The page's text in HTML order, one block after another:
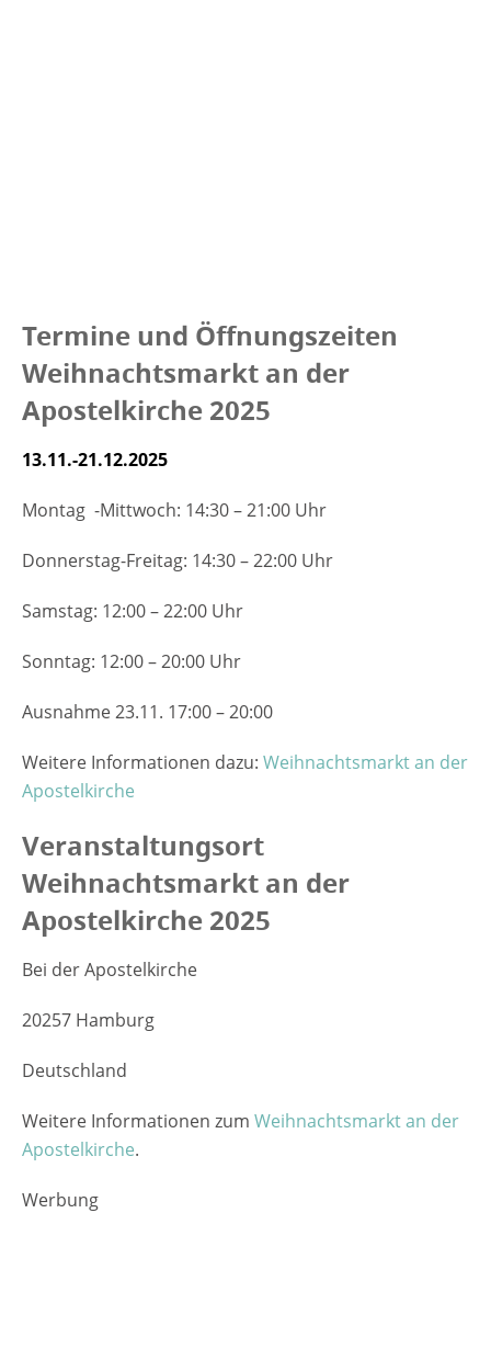
Termine und Öffnungszeiten
Weihnachtsmarkt an der
Apostelkirche 2025
13.11.-21.12.2025
Montag -Mittwoch: 14:30 – 21:00 Uhr
Donnerstag-Freitag: 14:30 – 22:00 Uhr
Samstag: 12:00 – 22:00 Uhr
Sonntag: 12:00 – 20:00 Uhr
Ausnahme 23.11. 17:00 – 20:00
Weitere Informationen dazu: Weihnachtsmarkt an der
Apostelkirche
Veranstaltungsort
Weihnachtsmarkt an der
Apostelkirche 2025
Bei der Apostelkirche
20257 Hamburg
Deutschland
Weitere Informationen zum Weihnachtsmarkt an der
Apostelkirche.
Werbung